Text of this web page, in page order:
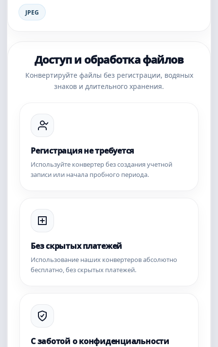
JPEG
Доступ и обработка файлов
Конвертируйте файлы без регистрации, водяных
знаков и длительного хранения.
Регистрация не требуется
Используйте конвертер без создания учетной
записи или начала пробного периода.
Без скрытых платежей
Использование наших конвертеров абсолютно
бесплатно, без скрытых платежей.
С заботой о конфиденциальности